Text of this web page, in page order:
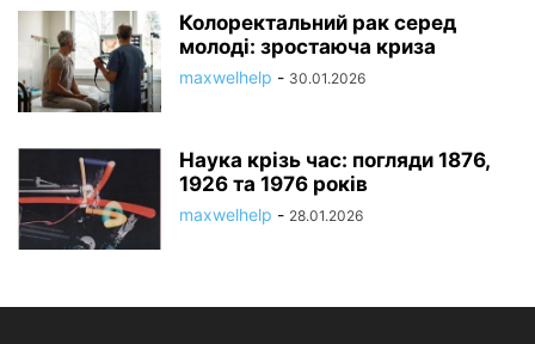
Колоректальний рак серед
молоді: зростаюча криза
maxwelhelp - 30.01.2026
Наука крізь час: погляди 1876,
1926 та 1976 років
maxwelhelp - 28.01.2026